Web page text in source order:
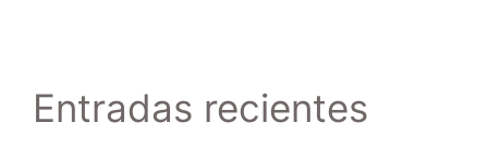
Entradas recientes